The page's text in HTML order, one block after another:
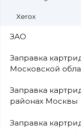
Xerox
ЗАО
Заправка
Московской
Заправка
районах Москвы
Заправка